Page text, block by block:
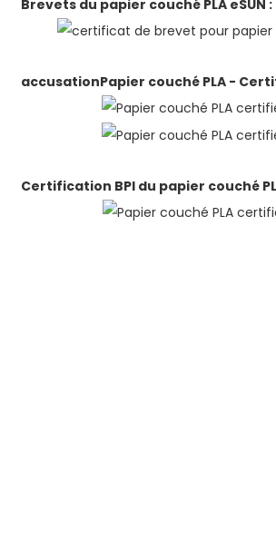
Brevets du papier couché PLA eSUN :
accusationPapier couché PLA -
Certification BPI du papier couché